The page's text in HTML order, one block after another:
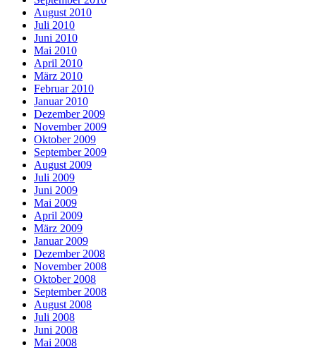
August 2010
Juli 2010
Juni 2010
Mai 2010
April 2010
März 2010
Februar 2010
Januar 2010
Dezember 2009
November 2009
Oktober 2009
September 2009
August 2009
Juli 2009
Juni 2009
Mai 2009
April 2009
März 2009
Januar 2009
Dezember 2008
November 2008
Oktober 2008
September 2008
August 2008
Juli 2008
Juni 2008
Mai 2008